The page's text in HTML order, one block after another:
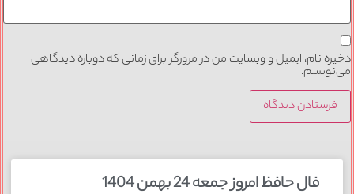
ذخیره نام، ایمیل و وبسایت من در مرورگر برای زمانی که دوباره دیدگاهی
می‌نویسم.
فال حافظ امروز جمعه 24 بهمن 1404